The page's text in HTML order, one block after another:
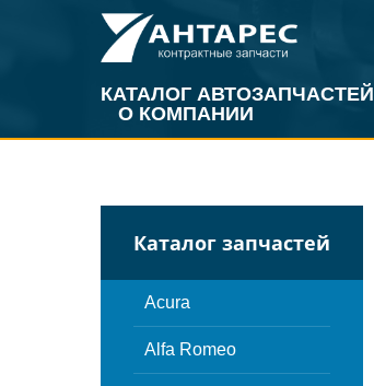
КАТАЛОГ АВТОЗАПЧАСТЕЙ
О КОМПАНИИ
Каталог запчастей
Acura
Alfa Romeo